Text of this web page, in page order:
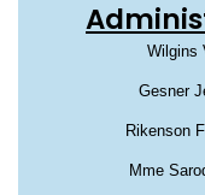
Wilgins
Gesner
Rikenson
Mme